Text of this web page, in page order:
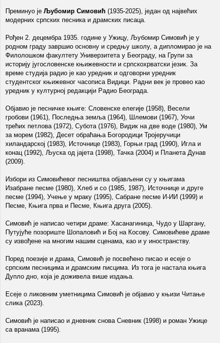
Преминуо је Љубомир Симовић (1935-2025), један од највећих
модерних српских песника и драмских писаца.
Рођен 2. децембра 1935. године у Ужицу, Љубомир Симовић је у
родном граду завршио основну и средњу школу, а дипломирао је на
Филолошком факултету Универзитета у Београду, на Групи за
историју југословенске књижевности и српскохрватски језик. За
време студија радио је као уредник и одговорни уредник
студентског књижевног часописа Видици. Радни век је провео као
уредник у културној редакцији Радио Београда.
Објавио је песничке књиге: Словенске елегије (1958), Весели
гробови (1961), Последња земља (1964), Шлемови (1967), Уочи
трећих петлова (1972), Субота (1976), Видик на две воде (1980), Ум
за морем (1982), Десет обраћања Богородици Тројеручици
хиландарској (1983), Источнице (1983), Горњи град (1990), Игла и
конац (1992), Љуска од јајета (1998), Тачка (2004) и Планета Дунав
(2009).
Избори из Симовићевог песништва објављени су у књигама
Изабране песме (1980), Хлеб и со (1985, 1987), Источнице и друге
песме (1994), Учење у мраку (1995), Сабране песме И-ИИ (1999) и
Песме, Књига прва и Песме, Књига друга (2005).
Симовић је написао четири драме: Хасанагиница, Чудо у Шаргану,
Путујуће позориште Шопаловић и Бој на Косову. Симовићеве драме
су извођене на многим нашим сценама, као и у иностранству.
Поред поезије и драма, Симовић је посвећено писао и есеје о
српским песницима и драмским писцима. Из тога је настала књига
Дупло дно, која је доживела више издања.
Есеје о ликовним уметницима Симовић је објавио у књизи Читање
слика (2023).
Симовић је написао и дневник снова Сневник (1998) и роман Ужице
са вранама (1995).